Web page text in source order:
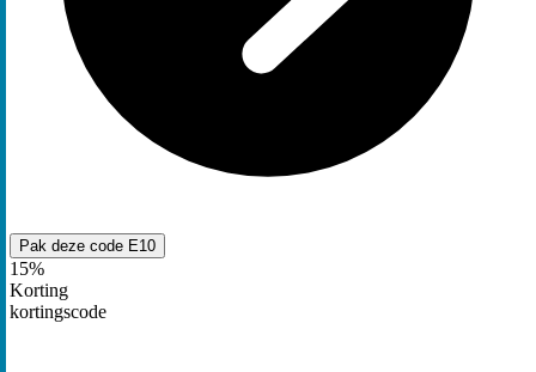
Pak deze code E10
15%
Korting
kortingscode